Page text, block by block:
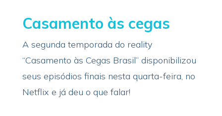
Casamento às cegas
A segunda temporada do reality
“Casamento às Cegas Brasil” disponibilizou
seus episódios finais nesta quarta-feira, no
Netflix e já deu o que falar!